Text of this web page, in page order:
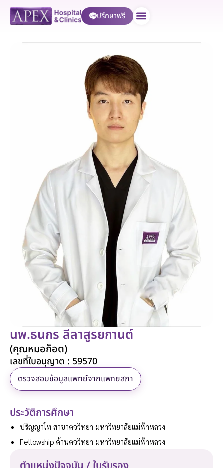
ปรึกษาฟรี
นพ.ธนกร ลีลาสูรยกานต์
(คุณหมอก็อต)
เลขที่ใบอนุญาต : 59570
ตรวจสอบข้อมูลแพทย์จากแพทยสภา
ประวัติการศึกษา
ปริญญาโท สาขาตจวิทยา มหาวิทยาลัยแม่ฟ้าหลวง
Fellowship ด้านตจวิทยา มหาวิทยาลัยแม่ฟ้าหลวง